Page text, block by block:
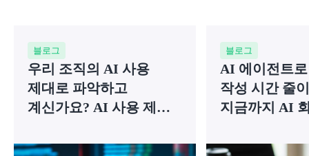
블로그
우리 조직의 AI 사용
제대로 파악하고
계신가요? AI 사용 제어
Fasoo AI Radar
블로그
AI 에이전트
작성 시간 줄
지금까지 AI